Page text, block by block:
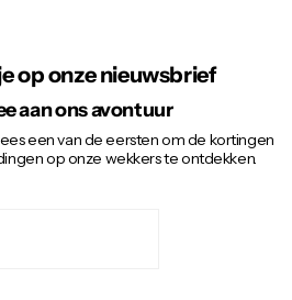
op onze nieuwsbrief
aan ons avontuur
een van de eersten om de kortingen
op onze wekkers te ontdekken.